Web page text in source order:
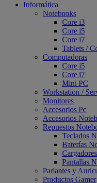
Informática
Notebooks
Core i3
Core i5
Core i7
Tablets /
Computadoras
Core i5
Core i7
Mini PC
Workstation /
Monitores
Accesorios Pc
Accesorios
Repuestos
Teclados
Baterías
Pantallas
Parlantes y
Productos Gamer